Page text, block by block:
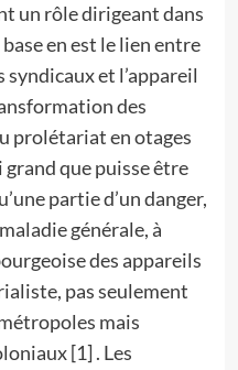
un rôle dirigeant dans
en est le lien entre
et l’appareil
des
prolétariat en otages
grand que puisse être
partie d’un danger,
générale, à
des appareils
pas seulement
mais
[1] . Les